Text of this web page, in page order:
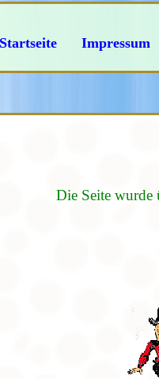
Startseite Impressum
Die Seite wurde